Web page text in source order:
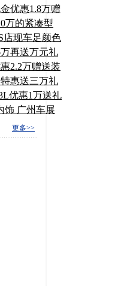
优惠1.8万赠
万的紧凑型
店现车足颜色
再送万元礼
2.2万赠送装
惠送三万礼
优惠1万送礼
饰 广州车展
更多>>